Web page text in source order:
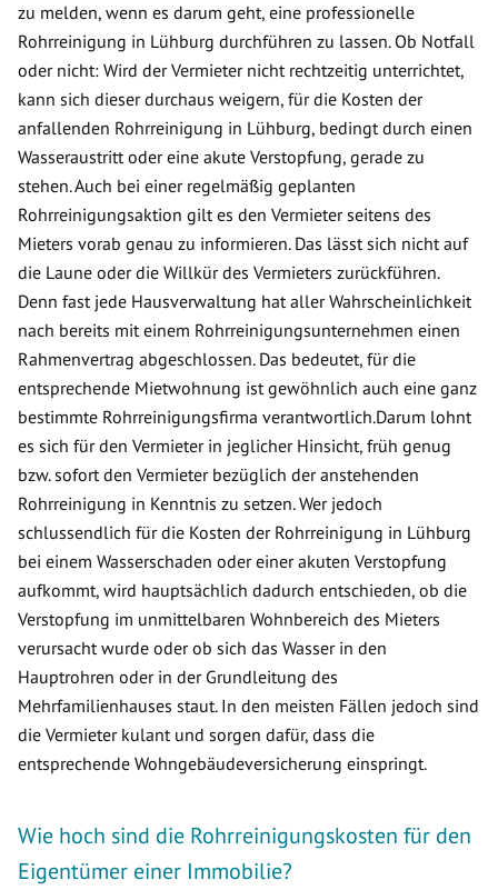
zu melden, wenn es darum geht, eine professionelle
Rohrreinigung in Lühburg durchführen zu lassen. Ob Notfall
oder nicht: Wird der Vermieter nicht rechtzeitig unterrichtet,
kann sich dieser durchaus weigern, für die Kosten der
anfallenden Rohrreinigung in Lühburg, bedingt durch einen
Wasseraustritt oder eine akute Verstopfung, gerade zu
stehen. Auch bei einer regelmäßig geplanten
Rohrreinigungsaktion gilt es den Vermieter seitens des
Mieters vorab genau zu informieren. Das lässt sich nicht auf
die Laune oder die Willkür des Vermieters zurückführen.
Denn fast jede Hausverwaltung hat aller Wahrscheinlichkeit
nach bereits mit einem Rohrreinigungsunternehmen einen
Rahmenvertrag abgeschlossen. Das bedeutet, für die
entsprechende Mietwohnung ist gewöhnlich auch eine ganz
bestimmte Rohrreinigungsfirma verantwortlich.Darum lohnt
es sich für den Vermieter in jeglicher Hinsicht, früh genug
bzw. sofort den Vermieter bezüglich der anstehenden
Rohrreinigung in Kenntnis zu setzen. Wer jedoch
schlussendlich für die Kosten der Rohrreinigung in Lühburg
bei einem Wasserschaden oder einer akuten Verstopfung
aufkommt, wird hauptsächlich dadurch entschieden, ob die
Verstopfung im unmittelbaren Wohnbereich des Mieters
verursacht wurde oder ob sich das Wasser in den
Hauptrohren oder in der Grundleitung des
Mehrfamilienhauses staut. In den meisten Fällen jedoch sind
die Vermieter kulant und sorgen dafür, dass die
entsprechende Wohngebäudeversicherung einspringt.
Wie hoch sind die Rohrreinigungskosten für den
Eigentümer einer Immobilie?